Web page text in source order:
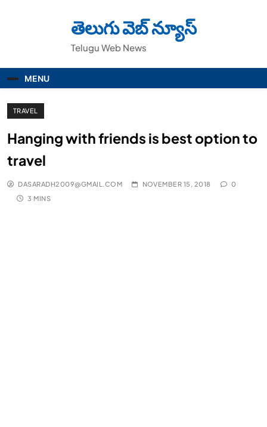
తెలుగు వెబ్ న్యూస్
Telugu Web News
MENU
TRAVEL
Hanging with friends is best option to
travel
DASARADH2009@GMAIL.COM NOVEMBER 15, 2018
0
3 MINS